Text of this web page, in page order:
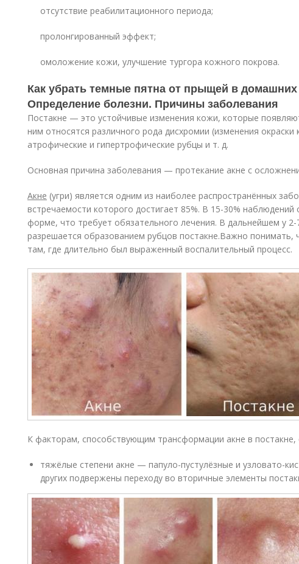
отсутствие реабилитационного периода;
пролонгированный эффект;
омоложение кожи, улучшение тургора кожного покрова.
Как убрать темные пятна от прыщей в
Определение болезни. Причины заболевания
Постакне — это устойчивые изменения кожи, которые
ним относятся различного рода дисхромии (изменения
атрофические и гипертрофические рубцы и т. д.
Основная причина заболевания — протекание акне с
Акне (угри) является одним из наиболее распространённых
встречаемости которого достигает 85%. В 15-30%
форме, что требует обязательного лечения. В дальнейшем у 2-
разрешается образованием рубцов постакне.Важно понимать,
там, где длительно был выраженный воспалительный процесс.
К факторам, способствующим трансформации акне в постакне,
тяжёлые степени акне — папуло-пустулёзные и узловато-
других подвержены переходу во вторичные элементы